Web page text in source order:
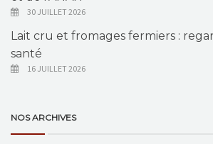
30 JUILLET 2026
Lait cru et fromages fermiers :
santé
16 JUILLET 2026
NOS ARCHIVES